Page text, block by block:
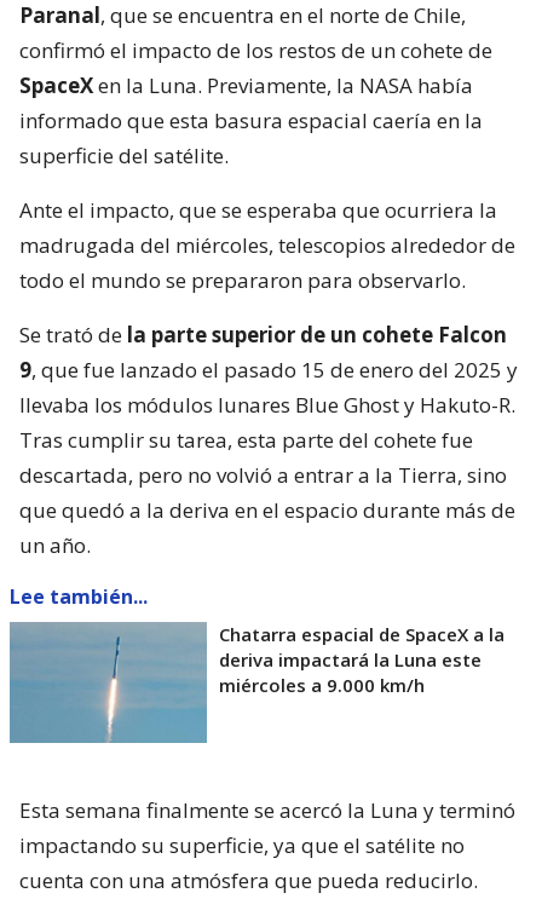
Paranal, que se encuentra en el norte de Chile,
confirmó el impacto de los restos de un cohete de
SpaceXen la Luna. Previamente, la NASA había
informado que esta basura espacial caería en la
superficie del satélite.
Ante el impacto, que se esperaba que ocurriera la
madrugada del miércoles, telescopios alrededor de
todo el mundo se prepararon para observarlo.
Se trató de la parte superior de un cohete Falcon
9, que fue lanzado el pasado 15 de enero del 2025 y
llevaba los módulos lunares Blue Ghost y Hakuto-R.
Tras cumplir su tarea, esta parte del cohete fue
descartada, pero no volvió a entrar a la Tierra, sino
que quedó a la deriva en el espacio durante más de
un año.
Lee también...
Chatarra espacial de SpaceX a la
deriva impactará la Luna este
miércoles a 9.000 km/h
Esta semana finalmente se acercó la Luna y terminó
impactando su superficie, ya que el satélite no
cuenta con una atmósfera que pueda reducirlo.